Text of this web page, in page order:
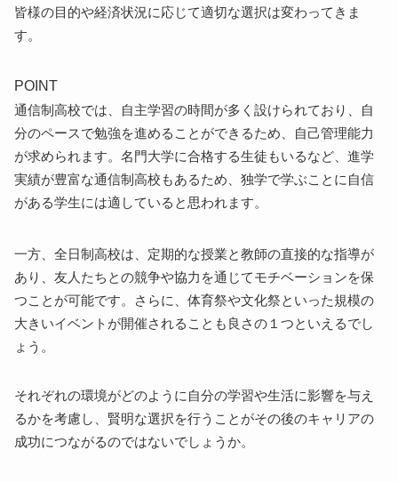
皆様の目的や経済状況に応じて適切な選択は変わってきま
す。
POINT
通信制高校では、自主学習の時間が多く設けられており、自
分のペースで勉強を進めることができるため、自己管理能力
が求められます。名門大学に合格する生徒もいるなど、進学
実績が豊富な通信制高校もあるため、独学で学ぶことに自信
がある学生には適していると思われます。
一方、全日制高校は、定期的な授業と教師の直接的な指導が
あり、友人たちとの競争や協力を通じてモチベーションを保
つことが可能です。さらに、体育祭や文化祭といった規模の
大きいイベントが開催されることも良さの１つといえるでし
ょう。
それぞれの環境がどのように自分の学習や生活に影響を与え
るかを考慮し、賢明な選択を行うことがその後のキャリアの
成功につながるのではないでしょうか。